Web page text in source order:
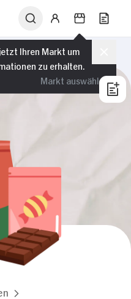
Ihren Markt um
zu erhalten.
Markt auswählen